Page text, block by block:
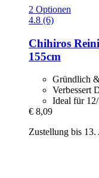
2 Optionen
4.8 (6)
Chihiros
155cm
Gründlich
Verbessert
Ideal für
€ 8,09
Zustellung bis 13.